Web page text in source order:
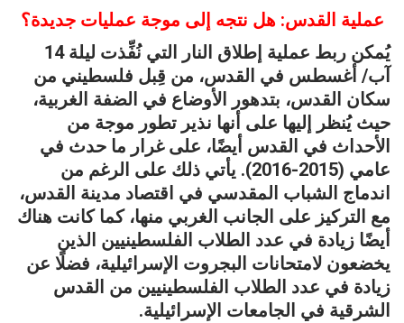
عملية القدس: هل نتجه إلى موجة عمليات جديدة؟
يُمكن ربط عملية إطلاق النار التي نُفِّذت ليلة 14
آب/ أغسطس في القدس، من قِبل فلسطيني من
سكان القدس، بتدهور الأوضاع في الضفة الغربية،
حيث يُنظر إليها على أنها نذير تطور موجة من
الأحداث في القدس أيضًا، على غرار ما حدث في
عامي (2015-2016). يأتي ذلك على الرغم من
اندماج الشباب المقدسي في اقتصاد مدينة القدس،
مع التركيز على الجانب الغربي منها، كما كانت هناك
أيضًا زيادة في عدد الطلاب الفلسطينيين الذين
يخضعون لامتحانات البجروت الإسرائيلية، فضلًا عن
زيادة في عدد الطلاب الفلسطينيين من القدس
الشرقية في الجامعات الإسرائيلية.